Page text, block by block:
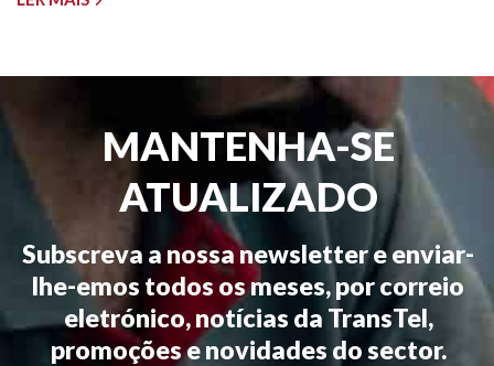
MANTENHA-SE
ATUALIZADO
Subscreva a nossa newsletter e enviar-
lhe-emos todos os meses, por correio
eletrónico, notícias da TransTel,
promoções e novidades do sector.